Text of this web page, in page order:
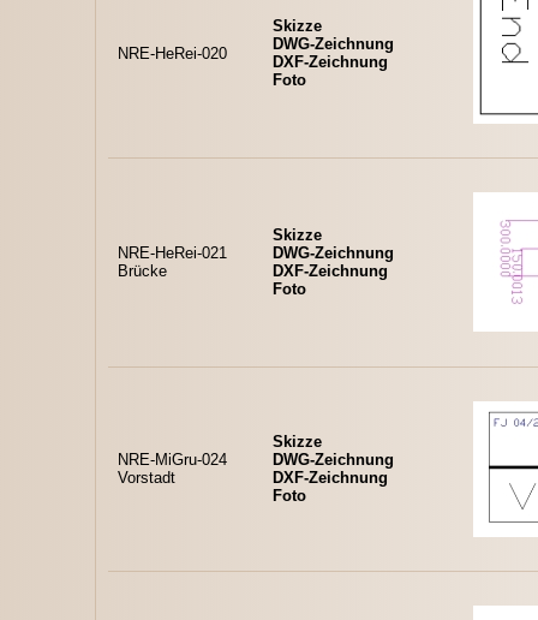
NRE-HeRei-020
Skizze
DWG-Zeichnung
DXF-Zeichnung
Foto
NRE-HeRei-021
Brücke
Skizze
DWG-Zeichnung
DXF-Zeichnung
Foto
NRE-MiGru-024
Vorstadt
Skizze
DWG-Zeichnung
DXF-Zeichnung
Foto